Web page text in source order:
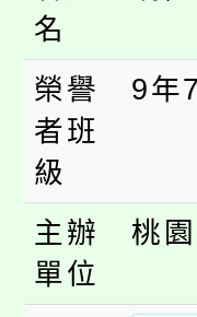
名
榮譽
者班
級
9年
主辦
單位
桃